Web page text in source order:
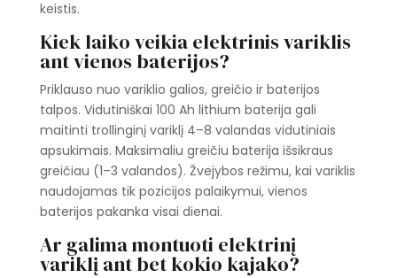
keistis.
Kiek laiko veikia elektrinis variklis
ant vienos baterijos?
Priklauso nuo variklio galios, greičio ir baterijos
talpos. Vidutiniškai 100 Ah lithium baterija gali
maitinti trollinginį variklį 4–8 valandas vidutiniais
apsukimais. Maksimaliu greičiu baterija išsikraus
greičiau (1–3 valandos). Žvejybos režimu, kai variklis
naudojamas tik pozicijos palaikymui, vienos
baterijos pakanka visai dienai.
Ar galima montuoti elektrinį
variklį ant bet kokio kajako?